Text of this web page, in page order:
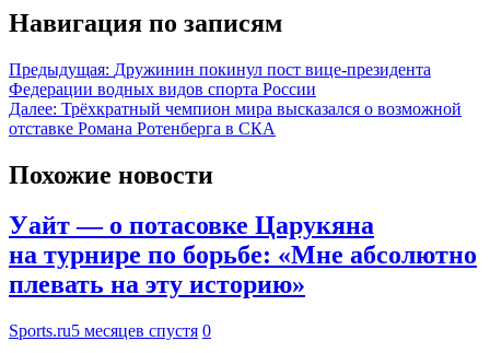
Навигация по записям
Предыдущая: Дружинин покинул пост вице‑президента
Федерации водных видов спорта России
Далее: Трёхкратный чемпион мира высказался о возможной
отставке Романа Ротенберга в СКА
Похожие новости
Уайт — о потасовке Царукяна
на турнире по борьбе: «Мне абсолютно
плевать на эту историю»
Sports.ru5 месяцев спустя 0